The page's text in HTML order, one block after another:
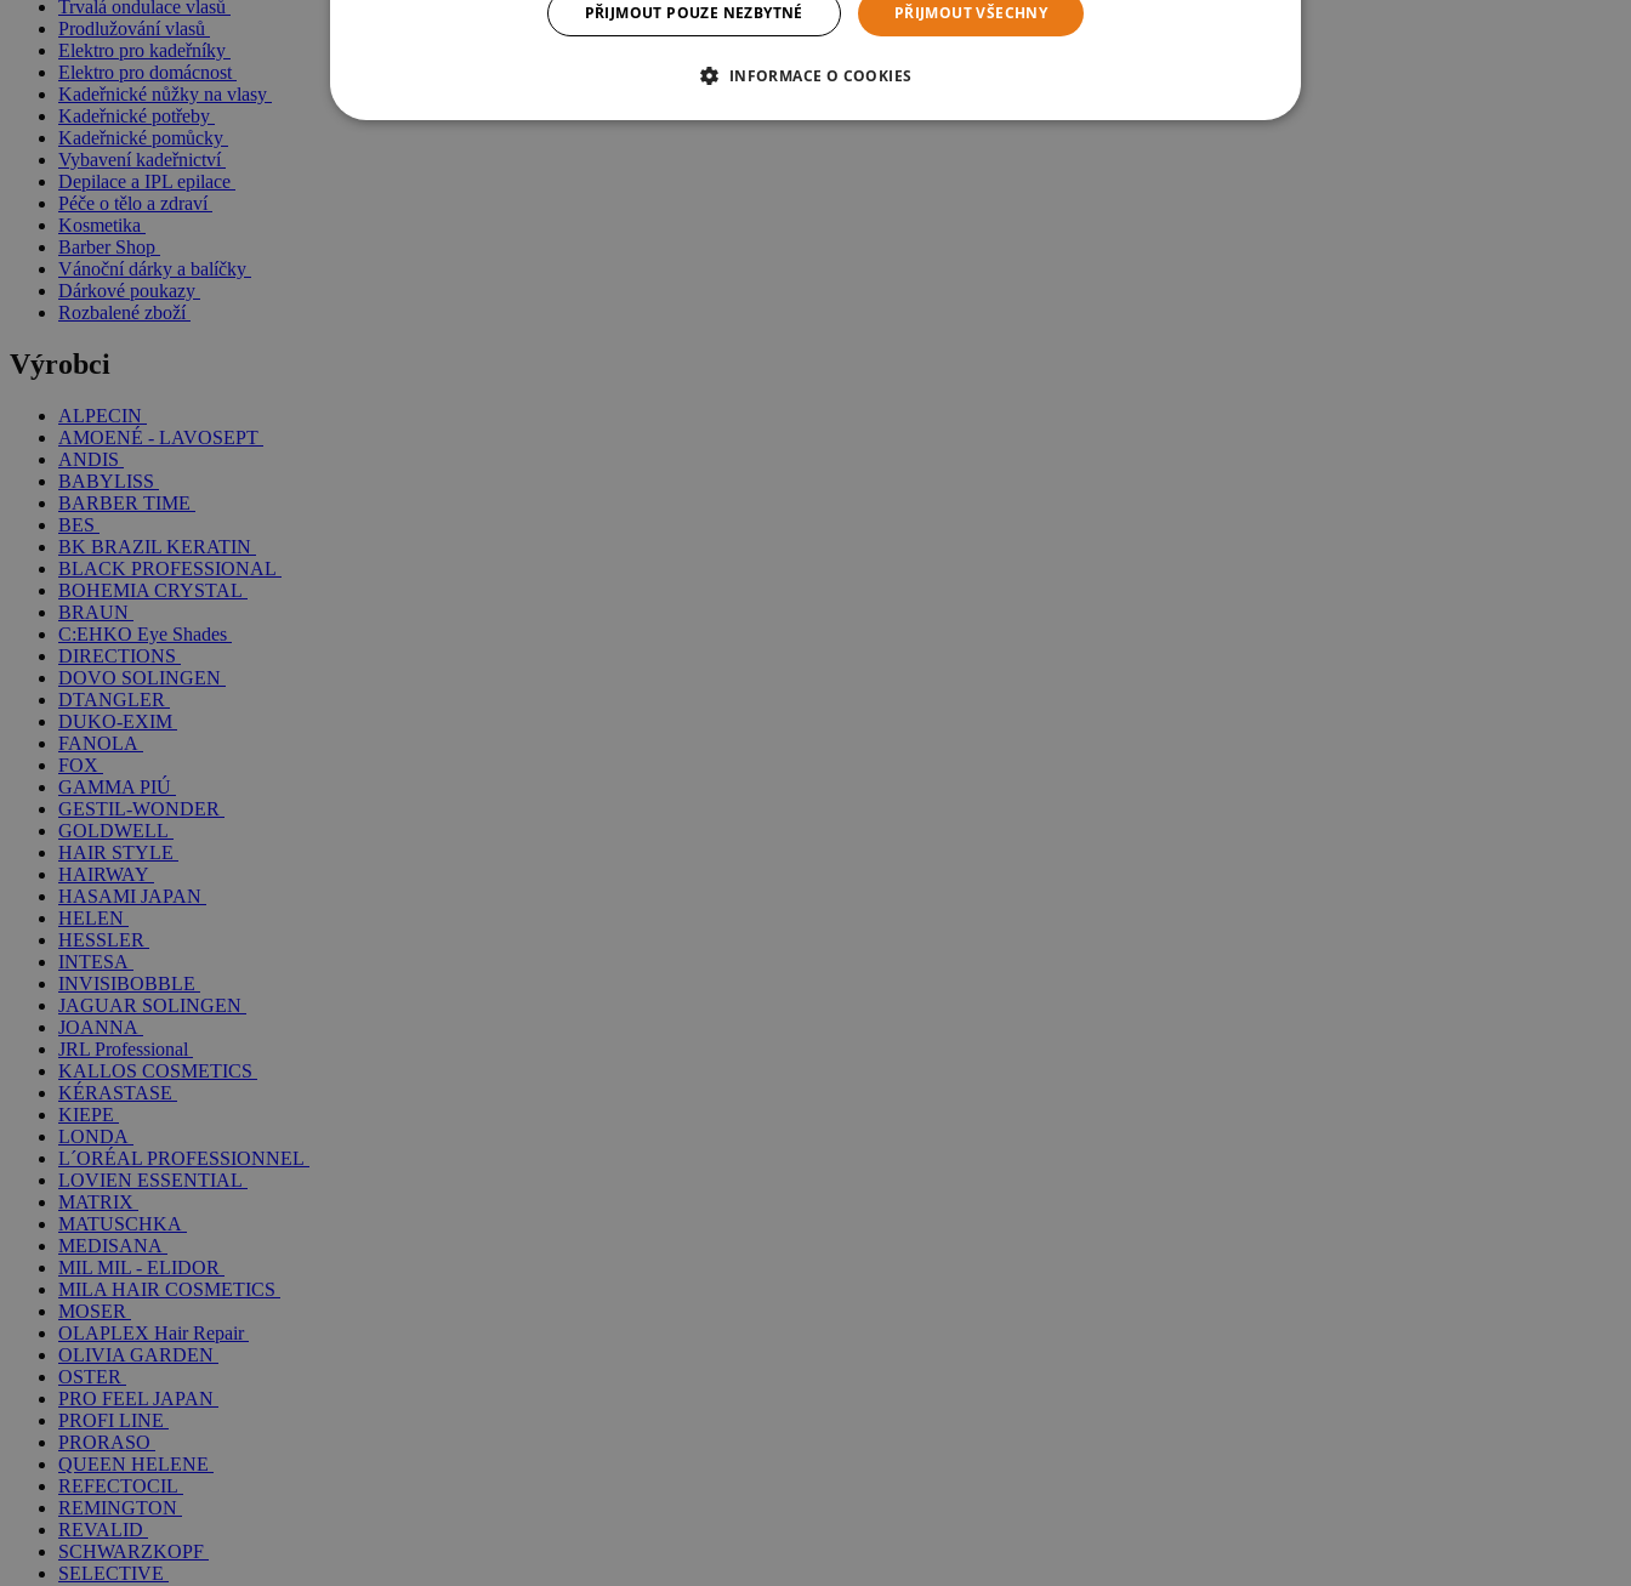
Trvalá ondulace vlasů
Prodlužování vlasů
Elektro pro kadeřníky
Elektro pro domácnost
Kadeřnické nůžky na vlasy
Kadeřnické potřeby
Kadeřnické pomůcky
Vybavení kadeřnictví
Depilace a IPL epilace
Péče o tělo a zdraví
Kosmetika
Barber Shop
Vánoční dárky a balíčky
Dárkové poukazy
Rozbalené zboží
Výrobci
ALPECIN
AMOENÉ - LAVOSEPT
ANDIS
BABYLISS
BARBER TIME
BES
BK BRAZIL KERATIN
BLACK PROFESSIONAL
BOHEMIA CRYSTAL
BRAUN
C:EHKO Eye Shades
DIRECTIONS
DOVO SOLINGEN
DTANGLER
DUKO-EXIM
FANOLA
FOX
GAMMA PIÚ
GESTIL-WONDER
GOLDWELL
HAIR STYLE
HAIRWAY
HASAMI JAPAN
HELEN
HESSLER
INTESA
INVISIBOBBLE
JAGUAR SOLINGEN
JOANNA
JRL Professional
KALLOS COSMETICS
KÉRASTASE
KIEPE
LONDA
L´ORÉAL PROFESSIONNEL
LOVIEN ESSENTIAL
MATRIX
MATUSCHKA
MEDISANA
MIL MIL - ELIDOR
MILA HAIR COSMETICS
MOSER
OLAPLEX Hair Repair
OLIVIA GARDEN
OSTER
PRO FEEL JAPAN
PROFI LINE
PRORASO
QUEEN HELENE
REFECTOCIL
REMINGTON
REVALID
SCHWARZKOPF
SELECTIVE
PŘIJMOUT VŠECHNY
PŘIJMOUT POUZE NEZBYTNÉ
INFORMACE O COOKIES